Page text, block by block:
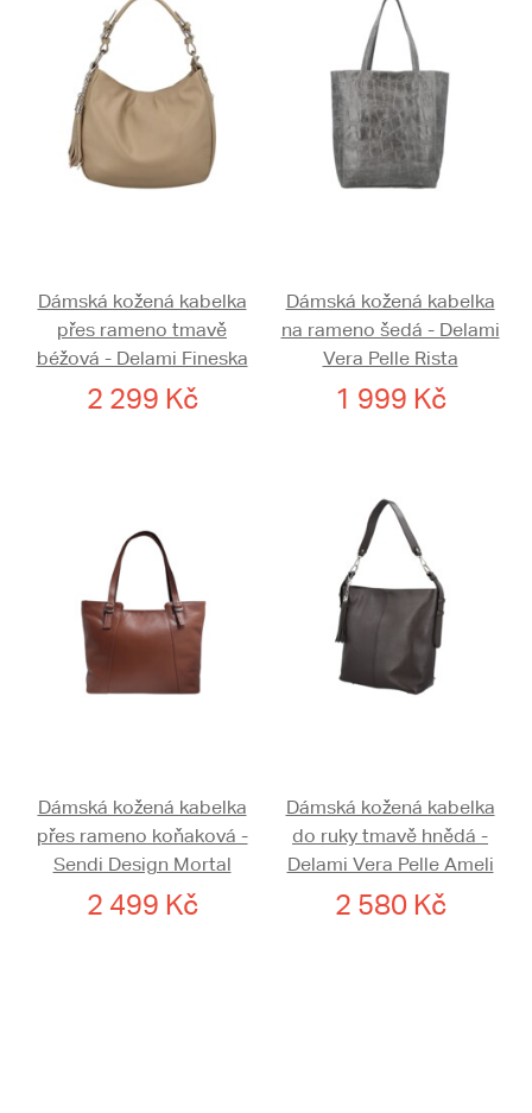
Dámská kožená kabelka
přes rameno tmavě
béžová - Delami Fineska
2 299 Kč
Dámská kožená kabelka
na rameno šedá - Delami
Vera Pelle Rista
1 999 Kč
Dámská kožená kabelka
přes rameno koňaková -
Sendi Design Mortal
2 499 Kč
Dámská kožená kabelka
do ruky tmavě hnědá -
Delami Vera Pelle Ameli
2 580 Kč